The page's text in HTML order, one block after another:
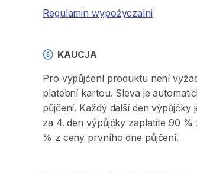
Regulamin wypożyczalni
KAUCJA
Pro vypůjčení produktu není
platební kartou. Sleva je
půjčení. Každý další den
za 4. den výpůjčky zaplatíte 90 %
% z ceny prvního dne půjčení.